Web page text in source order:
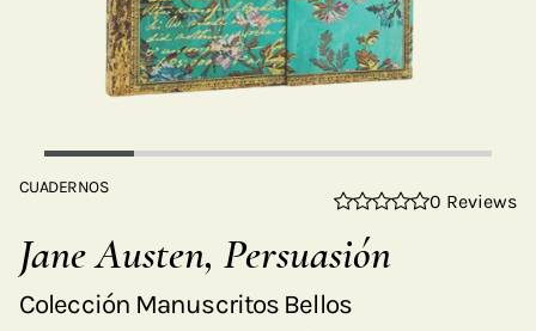
CUADERNOS
0 Reviews
Jane Austen, Persuasión
Colección Manuscritos Bellos